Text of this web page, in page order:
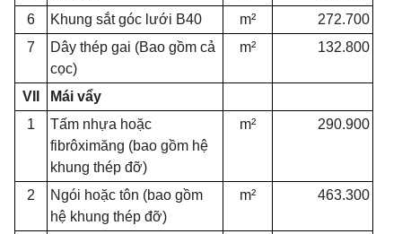
6
Khung sắt góc lưới B40 m²
272.700
7
Dây thép gai (Bao gồm cả
cọc)
m² 132.800
VII
Mái vẩy
1
Tấm nhựa hoặc
fibrôximăng (bao gồm hệ
khung thép đỡ)
m² 290.900
2
Ngói hoặc tôn (bao gồm
hệ khung thép đỡ)
m² 463.300